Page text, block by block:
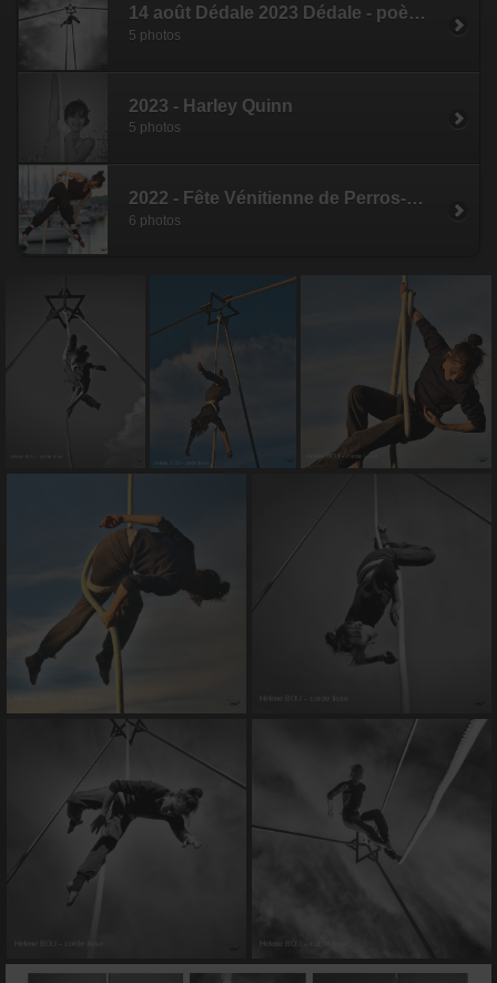
14 août Dédale 2023 Dédale - poème vertigineux, spectacle sur l'estran /port de Lokemo
5 photos
2023 - Harley Quinn
5 photos
2022 - Fête Vénitienne de Perros-Guirec
6 photos